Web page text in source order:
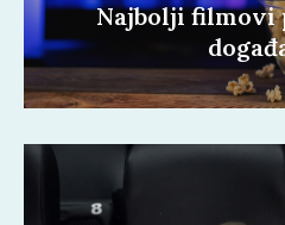
Najbolji filmovi